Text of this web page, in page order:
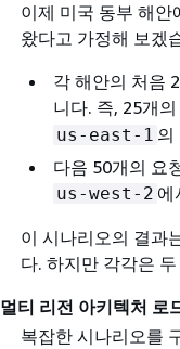
이제 미국 동부 해
왔다고 가정해 보겠
각 해안의 처음
니다. 즉, 25개
us-east-1 의
다음 50개의 요
us-west-2 에
이 시나리오의 결과
다. 하지만 각각은
멀티 리전 아키텍처 로
복잡한 시나리오를